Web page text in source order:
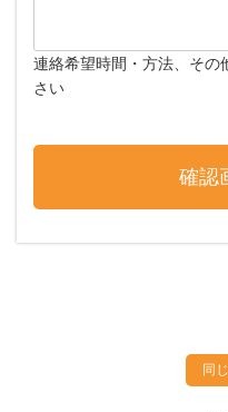
連絡希望時間・方法、その
さい
同